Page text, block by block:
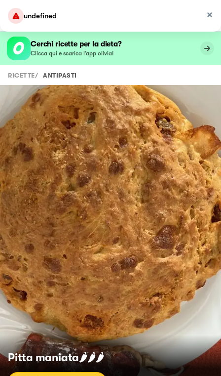
undefined
Cerchi ricette per la dieta?
Clicca qui e scarica l’app olivia!
RICETTE/ ANTIPASTI
Pitta maniata🌶🌶🌶